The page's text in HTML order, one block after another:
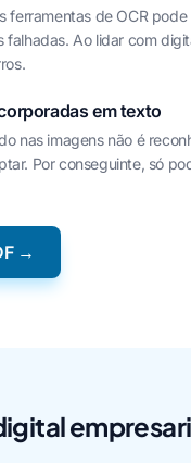
ferramentas de OCR
falhadas. Ao lidar com
em texto
nas imagens não é
Por conseguinte, só
→